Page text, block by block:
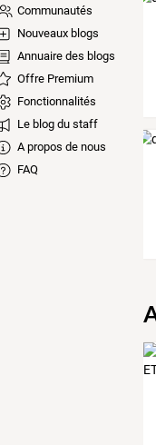
Communautés
Nouveaux blogs
Annuaire des blogs
Offre Premium
Fonctionnalités
Le blog du staff
A propos de nous
FAQ